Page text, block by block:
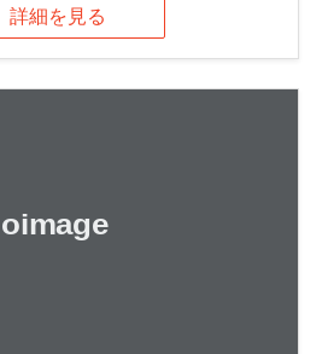
詳細を見る